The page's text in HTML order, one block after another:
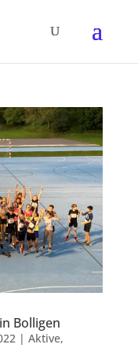
Bolligen
| Aktive,